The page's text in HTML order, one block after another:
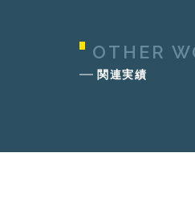
OTHER
関連実績